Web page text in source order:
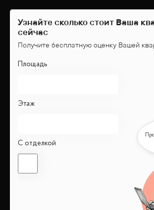
Узнайте сколько стоит Ваша
сейчас
Получите бесплатную оценку Вашей
Площадь
Этаж
С отделкой